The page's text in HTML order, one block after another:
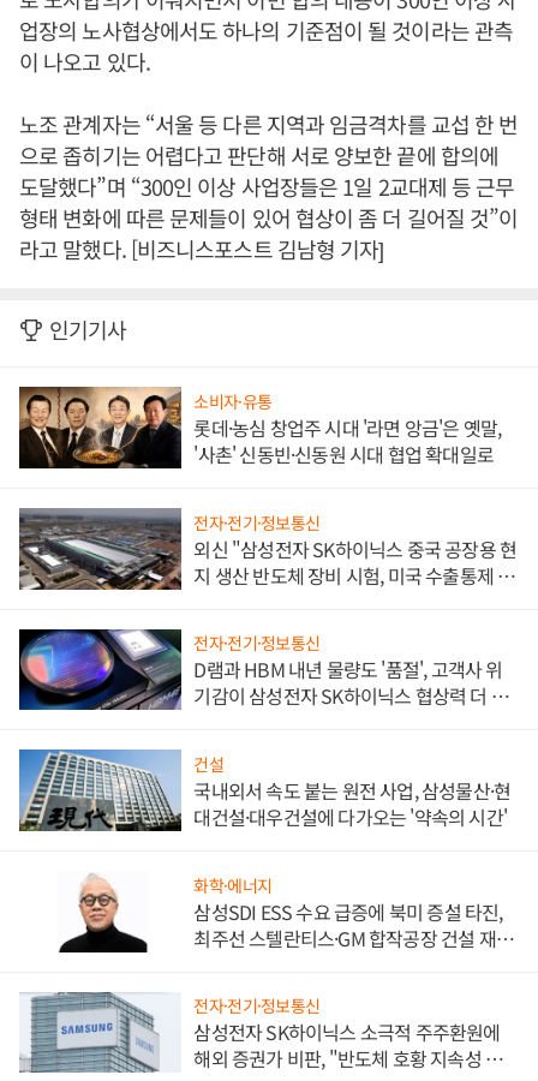
업장의 노사협상에서도 하나의 기준점이 될 것이라는 관측
이 나오고 있다.
노조 관계자는 “서울 등 다른 지역과 임금격차를 교섭 한 번
으로 좁히기는 어렵다고 판단해 서로 양보한 끝에 합의에
도달했다”며 “300인 이상 사업장들은 1일 2교대제 등 근무
형태 변화에 따른 문제들이 있어 협상이 좀 더 길어질 것”이
라고 말했다. [비즈니스포스트 김남형 기자]
인기기사
소비자·유통
롯데·농심 창업주 시대 '라면 앙금'은 옛말,
'사촌' 신동빈·신동원 시대 협업 확대일로
전자·전기·정보통신
외신 "삼성전자 SK하이닉스 중국 공장용 현
지 생산 반도체 장비 시험, 미국 수출통제 대
전자·전기·정보통신
D램과 HBM 내년 물량도 '품절', 고객사 위
기감이 삼성전자 SK하이닉스 협상력 더 키
건설
국내외서 속도 붙는 원전 사업, 삼성물산·현
대건설·대우건설에 다가오는 '약속의 시간'
화학·에너지
삼성SDI ESS 수요 급증에 북미 증설 타진,
최주선 스텔란티스·GM 합작공장 건설 재추
전자·전기·정보통신
삼성전자 SK하이닉스 소극적 주주환원에
해외 증권가 비판, "반도체 호황 지속성 의